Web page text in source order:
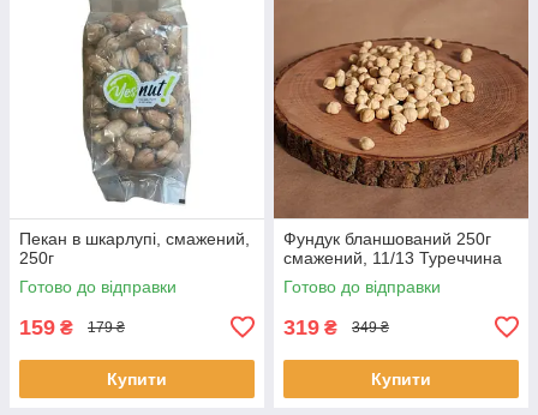
Пекан в шкарлупі, смажений,
250г
Готово до відправки
159 ₴ 179 ₴
Купити
Фундук бланшований 250г
смажений, 11/13 Туреччина
Готово до відправки
319 ₴ 349 ₴
Купити